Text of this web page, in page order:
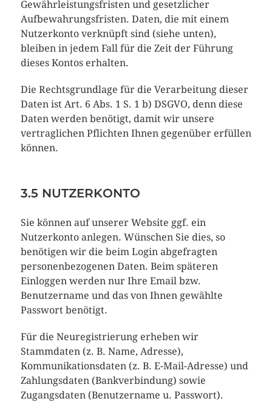
Gewährleistungsfristen und gesetzlicher
Aufbewahrungsfristen. Daten, die mit einem
Nutzerkonto verknüpft sind (siehe unten),
bleiben in jedem Fall für die Zeit der Führung
dieses Kontos erhalten.
Die Rechtsgrundlage für die Verarbeitung dieser
Daten ist Art. 6 Abs. 1 S. 1 b) DSGVO, denn diese
Daten werden benötigt, damit wir unsere
vertraglichen Pflichten Ihnen gegenüber erfüllen
können.
3.5 NUTZERKONTO
Sie können auf unserer Website ggf. ein
Nutzerkonto anlegen. Wünschen Sie dies, so
benötigen wir die beim Login abgefragten
personenbezogenen Daten. Beim späteren
Einloggen werden nur Ihre Email bzw.
Benutzername und das von Ihnen gewählte
Passwort benötigt.
Für die Neuregistrierung erheben wir
Stammdaten (z. B. Name, Adresse),
Kommunikationsdaten (z. B. E-Mail-Adresse) und
Zahlungsdaten (Bankverbindung) sowie
Zugangsdaten (Benutzername u. Passwort).